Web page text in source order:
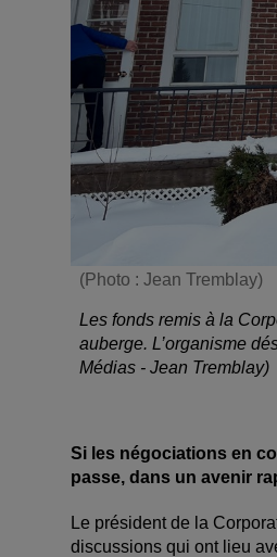
(Photo : Jean Tremblay)
Les fonds remis à la
auberge. L’organisme
Médias - Jean Tremblay)
Si les négociations en
passe, dans un avenir
Le président de la
discussions qui ont lieu